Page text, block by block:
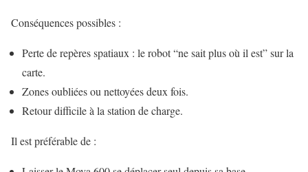
Conséquences possibles :
Perte de repères spatiaux : le robot “ne sait plus où il est” sur la
carte.
Zones oubliées ou nettoyées deux fois.
Retour difficile à la station de charge.
Il est préférable de :